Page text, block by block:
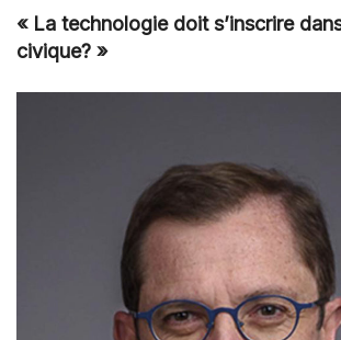
« La technologie doit s’inscrire
civique? »